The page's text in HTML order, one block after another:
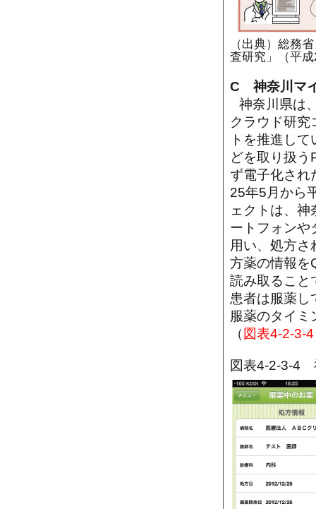
（出典）総務
査研究」（平
C 神奈川マ
神奈川県は
クラウド研究
トを推進し
どを取り扱
ず電子化され
25年5月から
ェクトは、
ートフォンや
用い、処方さ
方薬の情報を
読み取ること
患者は服薬し
服薬のタイミ
（ 図表4-2-3-4
図表4-2-3-4